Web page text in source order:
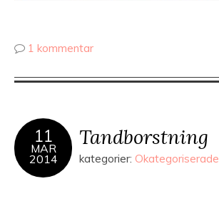
1 kommentar
11
MAR
2014
Tandborstning
kategorier: Okategoriserade